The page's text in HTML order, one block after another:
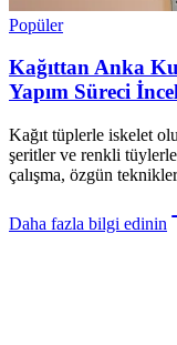
Popüler
Kağıttan Anka
Yapım Süreci
Kağıt tüplerle iskelet
şeritler ve renkli
çalışma, özgün
Daha fazla bilgi edinin